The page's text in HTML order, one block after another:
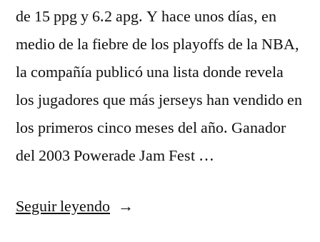
de 15 ppg y 6.2 apg. Y hace unos días, en
medio de la fiebre de los playoffs de la NBA,
la compañía publicó una lista donde revela
los jugadores que más jerseys han vendido en
los primeros cinco meses del año. Ganador
del 2003 Powerade Jam Fest …
Seguir leyendo«Camisetas